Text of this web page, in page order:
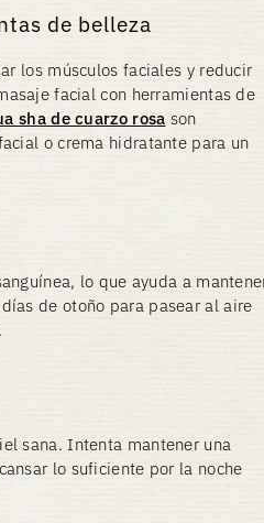
de belleza
los músculos faciales y reducir
facial con herramientas de
sha de cuarzo rosa son
o crema hidratante para un
lo que ayuda a
de otoño para pasear al aire
sana. Intenta mantener una
lo suficiente por la noche